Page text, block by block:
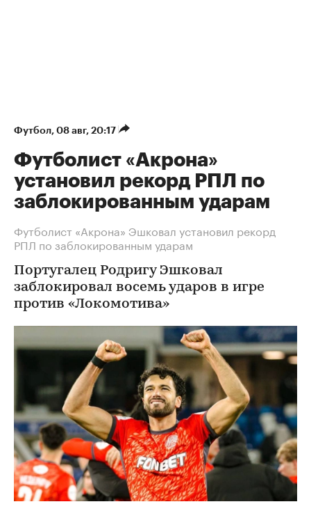
Футбол 08 авг, 20:17
Футболист «Акрона»
установил рекорд РПЛ по
заблокированным ударам
Футболист «Акрона» Эшковал установил рекорд
РПЛ по заблокированным ударам
Португалец Родригу Эшковал
заблокировал восемь ударов в игре
против «Локомотива»